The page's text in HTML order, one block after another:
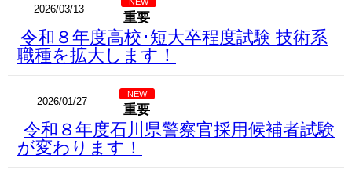
2026/03/13
重要
令和８年度高校･短大卒程度試験 技術系
職種を拡大します！
2026/01/27
NEW
重要
令和８年度石川県警察官採用候補者試験
が変わります！